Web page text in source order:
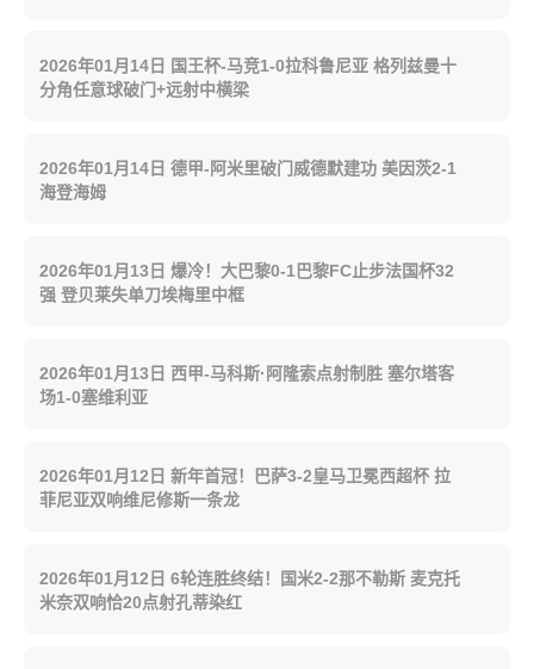
2026年01月14日 国王杯-马竞1-0拉科鲁尼亚 格列兹曼十
分角任意球破门+远射中横梁
2026年01月14日 德甲-阿米里破门威德默建功 美因茨2-1
海登海姆
2026年01月13日 爆冷！大巴黎0-1巴黎FC止步法国杯32
强 登贝莱失单刀埃梅里中框
2026年01月13日 西甲-马科斯·阿隆索点射制胜 塞尔塔客
场1-0塞维利亚
2026年01月12日 新年首冠！巴萨3-2皇马卫冕西超杯 拉
菲尼亚双响维尼修斯一条龙
2026年01月12日 6轮连胜终结！国米2-2那不勒斯 麦克托
米奈双响恰20点射孔蒂染红